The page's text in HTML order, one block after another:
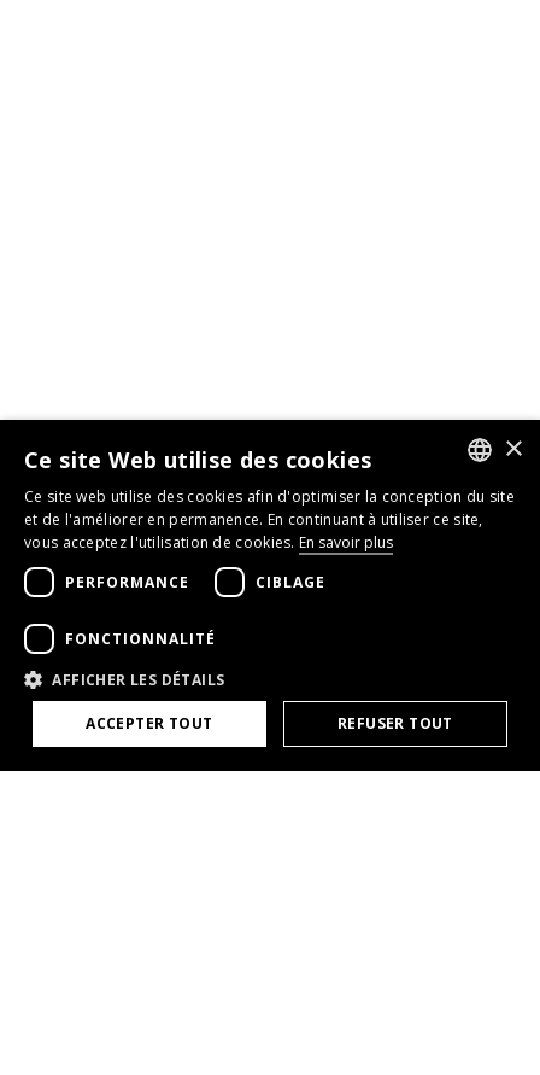
GERMAN
×
Ce site Web utilise des cookies
Ce site web utilise des cookies afin d'optimiser la conception du site
et de l'améliorer en permanence. En continuant à utiliser ce site,
vous acceptez l'utilisation de cookies. En savoir plus
PERFORMANCE
CIBLAGE
FONCTIONNALITÉ
AFFICHER LES DÉTAILS
ACCEPTER TOUT REFUSER TOUT